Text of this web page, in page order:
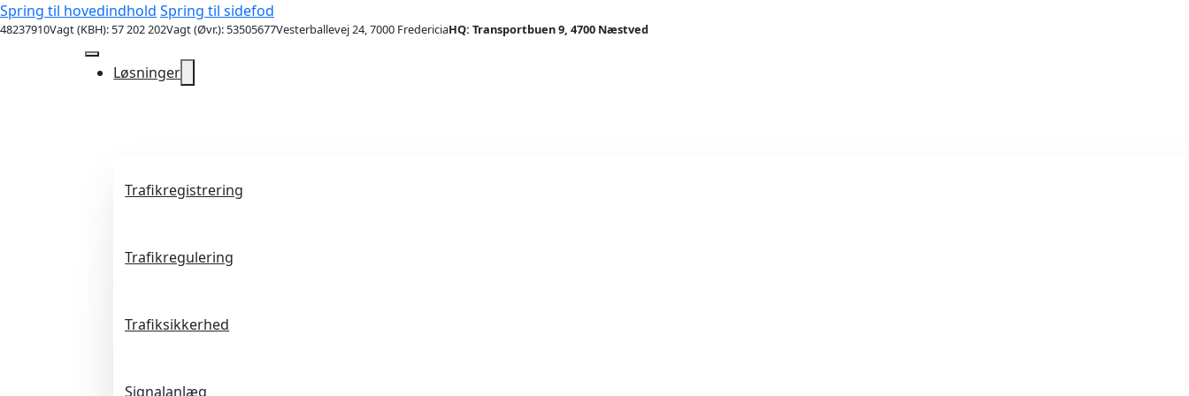
Spring til hovedindhold Spring til sidefod
48237910Vagt (KBH): 57 202 202Vagt (Øvr.): 53505677Vesterballevej 24, 7000 FredericiaHQ: Transportbuen 9, 4700 Næstved
Løsninger
Trafikregistrering
Trafikregulering
Trafiksikkerhed
Signalanlæg